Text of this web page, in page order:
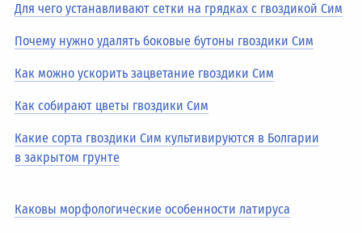
Для чего устанавливают сетки на грядках с гвоздикой Сим
Почему нужно удалять боковые бутоны гвоздики Сим
Как можно ускорить зацветание гвоздики Сим
Как собирают цветы гвоздики Сим
Какие сорта гвоздики Сим культивируются в Болгарии
в закрытом грунте
Каковы морфологические особенности латируса